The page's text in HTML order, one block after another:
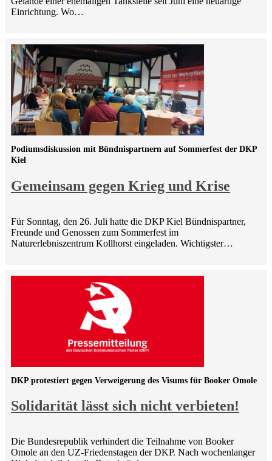
Einrichtung. Wo…
Gemeinsam gegen Krieg und Krise
Podiumsdiskussion mit Bündnispartnern auf Sommerfest der DKP
Kiel
Für Sonntag, den 26. Juli hatte die DKP Kiel Bündnispartner,
Freunde und Genossen zum Sommerfest im
Naturerlebniszentrum Kollhorst eingeladen. Wichtigster…
Solidarität lässt sich nicht verbieten!
DKP protestiert gegen Verweigerung des Visums für Booker Omole
Die Bundesrepublik verhindert die Teilnahme von Booker
Omole an den UZ-Friedenstagen der DKP. Nach wochenlanger